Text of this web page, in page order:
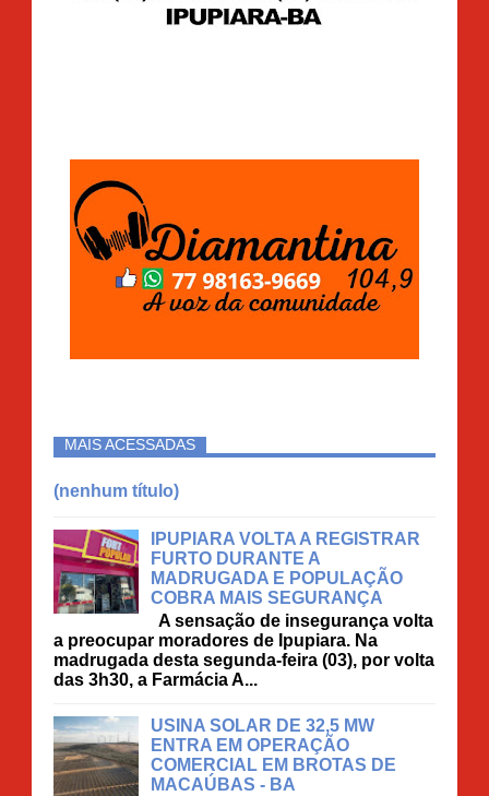
MAIS ACESSADAS
(nenhum título)
IPUPIARA VOLTA A REGISTRAR
FURTO DURANTE A
MADRUGADA E POPULAÇÃO
COBRA MAIS SEGURANÇA
A sensação de insegurança volta
a preocupar moradores de Ipupiara. Na
madrugada desta segunda-feira (03), por volta
das 3h30, a Farmácia A...
USINA SOLAR DE 32,5 MW
ENTRA EM OPERAÇÃO
COMERCIAL EM BROTAS DE
MACAÚBAS - BA